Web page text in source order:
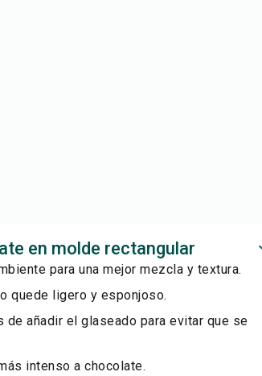
en molde rectangular
para una mejor mezcla y textura.
quede ligero y esponjoso.
añadir el glaseado para evitar que se
intenso a chocolate.